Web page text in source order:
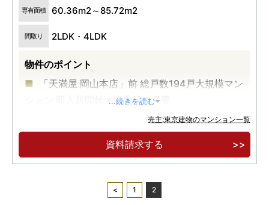
専有面積 60.36m2～85.72m2
間取り 2LDK・4LDK
物件のポイント
「天満屋 岡山本店」前 総戸数194戸大規模マン
ション 即入居開始 ※諸手続き必要
歴史深く、現在は商業・医療・公共・文化が集
積する「中山下」エリア
車寄せのあるエントランス、パーティールーム
...続きを読む
売主:東京建物のマンション一覧
資料請求する
1 2